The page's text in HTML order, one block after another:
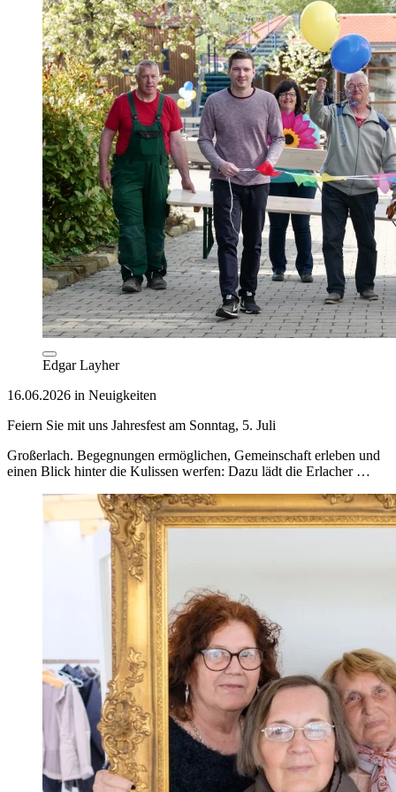
Edgar Layher
16.06.2026 in Neuigkeiten
Feiern Sie mit uns Jahresfest am Sonntag, 5. Juli
Großerlach. Begegnungen ermöglichen, Gemeinschaft erleben und
einen Blick hinter die Kulissen werfen: Dazu lädt die Erlacher …